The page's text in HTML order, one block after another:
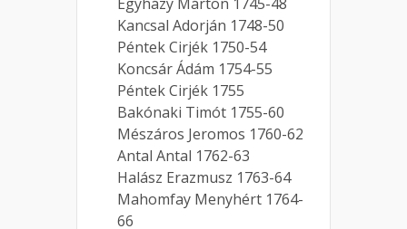
Kancsal Adorján 1748-50
Péntek Cirjék 1750-54
Koncsár Ádám 1754-55
Péntek Cirjék 1755
Bakónaki Timót 1755-60
Mészáros Jeromos 1760-62
Antal Antal 1762-63
Halász Erazmusz 1763-64
Mahomfay Menyhért 1764-
66